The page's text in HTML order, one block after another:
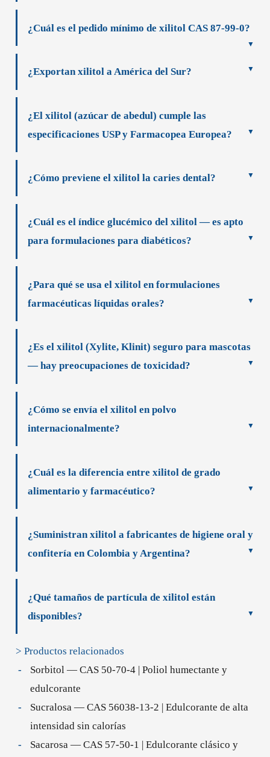
¿Cuál es el pedido mínimo de xilitol CAS 87-99-0?
¿Exportan xilitol a América del Sur?
¿El xilitol (azúcar de abedul) cumple las
especificaciones USP y Farmacopea Europea?
¿Cómo previene el xilitol la caries dental?
¿Cuál es el índice glucémico del xilitol — es apto
para formulaciones para diabéticos?
¿Para qué se usa el xilitol en formulaciones
farmacéuticas líquidas orales?
¿Es el xilitol (Xylite, Klinit) seguro para mascotas
— hay preocupaciones de toxicidad?
¿Cómo se envía el xilitol en polvo
internacionalmente?
¿Cuál es la diferencia entre xilitol de grado
alimentario y farmacéutico?
¿Suministran xilitol a fabricantes de higiene oral y
confitería en Colombia y Argentina?
¿Qué tamaños de partícula de xilitol están
disponibles?
> Productos relacionados
Sorbitol — CAS 50-70-4 | Poliol humectante y
edulcorante
Sucralosa — CAS 56038-13-2 | Edulcorante de alta
intensidad sin calorías
Sacarosa — CAS 57-50-1 | Edulcorante clásico y